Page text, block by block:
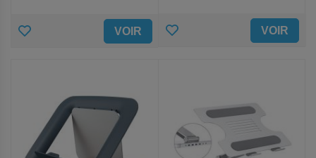
AJOUTER VOIR AJOUTER VOIR